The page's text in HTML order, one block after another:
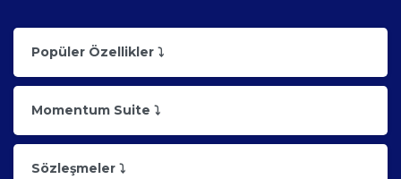
Popüler Özellikler ⤵
Momentum Suite ⤵
Sözleşmeler ⤵